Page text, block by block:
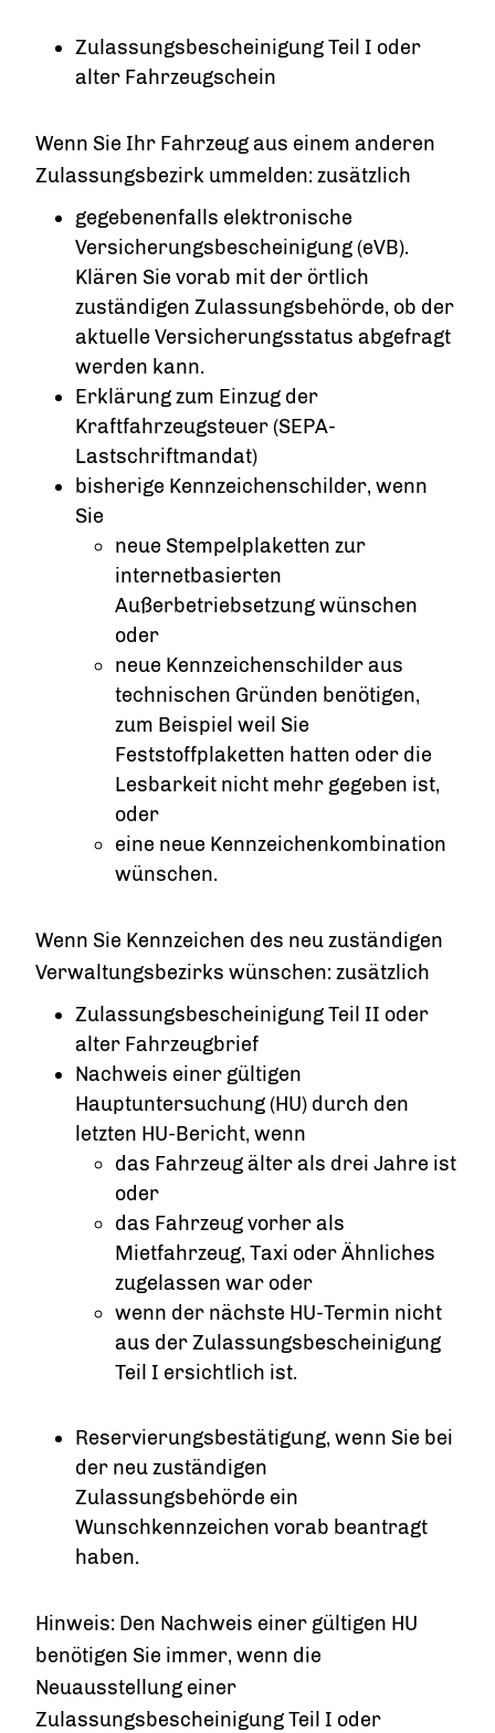
Zulassungsbescheinigung Teil I oder
alter Fahrzeugschein
Wenn Sie Ihr Fahrzeug aus einem anderen
Zulassungsbezirk ummelden: zusätzlich
gegebenenfalls elektronische
Versicherungsbescheinigung (eVB).
Klären Sie vorab mit der örtlich
zuständigen Zulassungsbehörde, ob der
aktuelle Versicherungsstatus abgefragt
werden kann.
Erklärung zum Einzug der
Kraftfahrzeugsteuer (SEPA-
Lastschriftmandat)
bisherige Kennzeichenschilder, wenn
Sie
neue Stempelplaketten zur
internetbasierten
Außerbetriebsetzung wünschen
oder
neue Kennzeichenschilder aus
technischen Gründen benötigen,
zum Beispiel weil Sie
Feststoffplaketten hatten oder die
Lesbarkeit nicht mehr gegeben ist,
oder
eine neue Kennzeichenkombination
wünschen.
Wenn Sie Kennzeichen des neu zuständigen
Verwaltungsbezirks wünschen: zusätzlich
Zulassungsbescheinigung Teil II oder
alter Fahrzeugbrief
Nachweis einer gültigen
Hauptuntersuchung (HU) durch den
letzten HU-Bericht, wenn
das Fahrzeug älter als drei Jahre ist
oder
das Fahrzeug vorher als
Mietfahrzeug, Taxi oder Ähnliches
zugelassen war oder
wenn der nächste HU-Termin nicht
aus der Zulassungsbescheinigung
Teil I ersichtlich ist.
Reservierungsbestätigung, wenn Sie bei
der neu zuständigen
Zulassungsbehörde ein
Wunschkennzeichen vorab beantragt
haben.
Hinweis: Den Nachweis einer gültigen HU
benötigen Sie immer, wenn die
Neuausstellung einer
Zulassungsbescheinigung Teil I oder